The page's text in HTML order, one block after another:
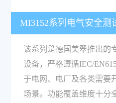
MI3152系列电气安全测
与应用场景？
该系列是德国美翠推出的
设备，严格遵循IEC/
于电网、电厂及各类需要
场景。功能覆盖维度十分